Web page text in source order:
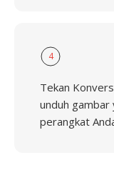
4
Tekan
unduh gambar
perangkat